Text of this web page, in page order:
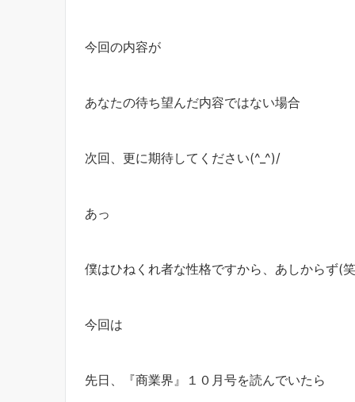
今回の内容が
あなたの待ち望んだ内容ではない場合
次回、更に期待してください(^_^)/
あっ
僕はひねくれ者な性格ですから、あしからず(
今回は
先日、『商業界』１０月号を読んでいたら